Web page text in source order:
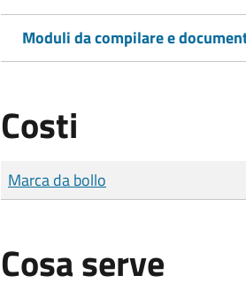
Moduli da compilare e
Costi
Tipo di pagamento
Importo
Marca da bollo
Cosa serve